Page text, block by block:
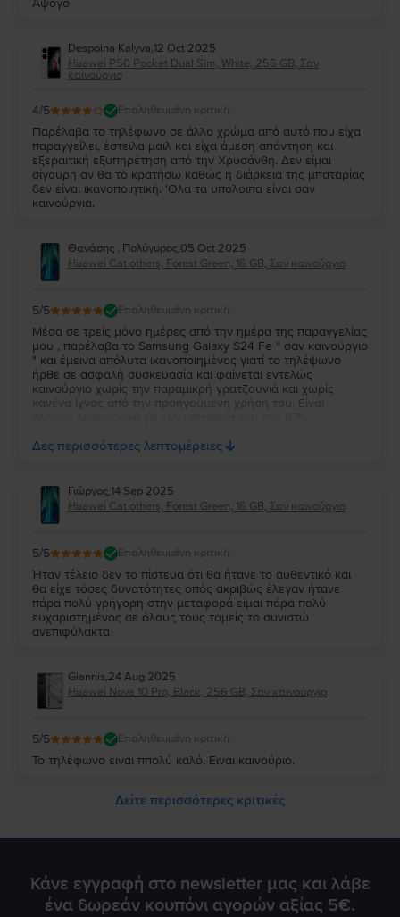
Despoina Kalyva,12 Oct 2025
Huawei P50 Pocket Dual Sim, White, 256 GB, Σαν
καινούργιο
4/5 Επαληθευμένη κριτική
Παρέλαβα το τηλέφωνο σε άλλο χρώμα από αυτό που είχα
παραγγείλει, έστειλα μαιλ και είχα άμεση απάντηση και
εξεραιτική εξυπηρέτηση από την Χρυσάνθη. Δεν είμαι
σίγουρη αν θα το κρατήσω καθώς η διάρκεια της μπαταρίας
δεν είναι ικανοποιητική. 'Ολα τα υπόλοιπα είναι σαν
καινούργια.
Θανάσης , Πολύγυρος,05 Oct 2025
Huawei Cat others, Forest Green, 16 GB, Σαν καινούργιο
5/5 Επαληθευμένη κριτική
Μέσα σε τρείς μόνο ημέρες από την ημέρα της παραγγελίας
μου , παρέλαβα το Samsung Galaxy S24 Fe " σαν καινούργιο
" και έμεινα απόλυτα ικανοποιημένος γιατί το τηλέψωνο
ήρθε σε ασφαλή συσκευασία και φαίνεται εντελώς
καινούργιο χωρίς την παραμικρή γρατζουνιά και χωρίς
κανένα ίχνος από την προηγούμενη χρήση του. Είναι
όσους θέλουν να αγοράσουν καλό και φθηνό κινητό.
Δες περισσότερες λεπτομέρειες
Γιώργος,14 Sep 2025
Huawei Cat others, Forest Green, 16 GB, Σαν καινούργιο
5/5 Επαληθευμένη κριτική
Ήταν τέλειο δεν το πίστευα ότι θα ήτανε το αυθεντικό και
θα είχε τόσες δυνατότητες οπός ακριβώς έλεγαν ήτανε
πάρα πολύ γρήγορη στην μεταφορά είμαι πάρα πολύ
ευχαριστημένος σε όλους τους τομείς το συνιστώ
ανεπιφύλακτα
Giannis,24 Aug 2025
Huawei Nova 10 Pro, Black, 256 GB, Σαν καινούργιο
5/5 Επαληθευμένη κριτική
Το τηλέφωνο ειναι ππολύ καλό. Ειναι καινούριο.
Δείτε περισσότερες κριτικές
Κάνε εγγραφή στο newsletter μας και λάβε
ένα δωρεάν κουπόνι αγορών αξίας 5€.